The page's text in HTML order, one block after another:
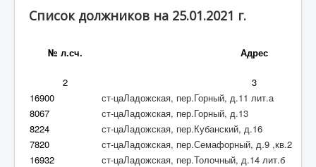
Для сотрудников
Список должников на 25.01.2021 г.
№ л.сч. Адрес
2
3
16900
ст-цаЛадожская, пер.Горный, д.11 лит.а
8067
ст-цаЛадожская, пер.Горный, д.13
8224
ст-цаЛадожская, пер.Кубанский, д.16
7820
ст-цаЛадожская, пер.Семафорный, д.9 ,кв.2
16932
ст-цаЛадожская, пер.Толочный, д.14 лит.б